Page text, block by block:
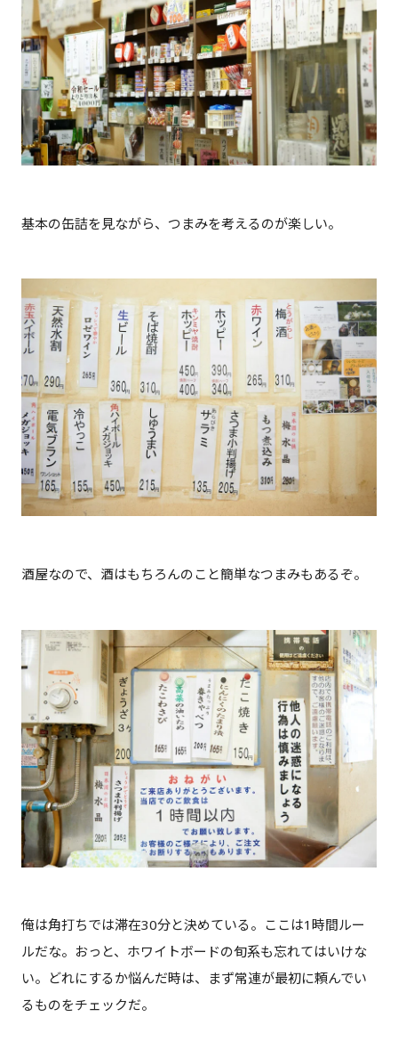
基本の缶詰を見ながら、つまみを考えるのが楽しい。
酒屋なので、酒はもちろんのこと簡単なつまみもあるぞ。
俺は角打ちでは滞在30分と決めている。ここは1時間ルー
ルだな。おっと、ホワイトボードの旬系も忘れてはいけな
い。どれにするか悩んだ時は、まず常連が最初に頼んでい
るものをチェックだ。